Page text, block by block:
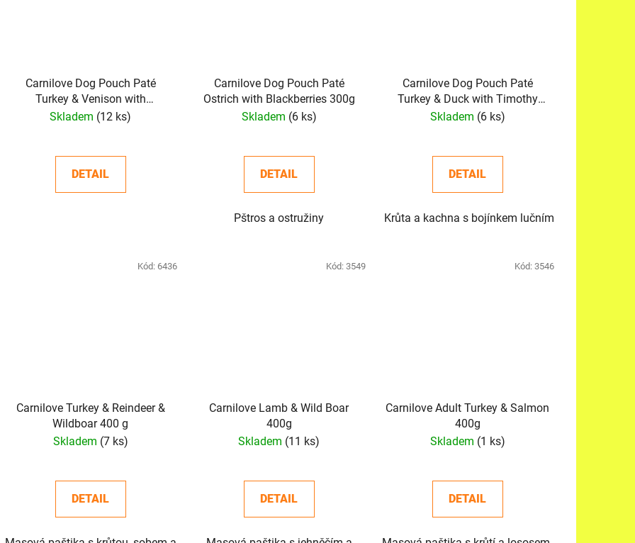
Carnilove Dog Pouch Paté
Turkey & Venison with
Strawberry Leaves 300g
Skladem (12 ks)
DETAIL
Carnilove Dog Pouch Paté
Ostrich with Blackberries 300g
Skladem (6 ks)
DETAIL
Pštros a ostružiny
Carnilove Dog Pouch Paté
Turkey & Duck with Timothy
Grass 300 g
Skladem (6 ks)
DETAIL
Krůta a kachna s bojínkem lučním
Carnilove Turkey & Reindeer &
Wildboar 400 g
Skladem (7 ks)
DETAIL
Kód: 6436
Carnilove Lamb & Wild Boar
400g
Skladem (11 ks)
DETAIL
Kód: 3549
Carnilove Adult Turkey & Salmon
400g
Skladem (1 ks)
DETAIL
Kód: 3546